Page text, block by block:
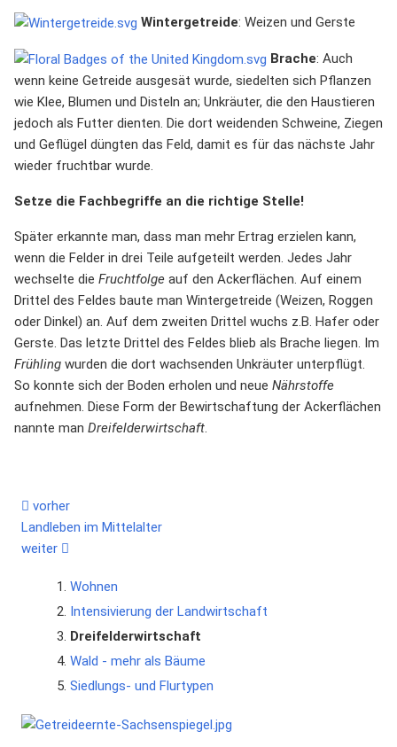
Wintergetreide: Weizen und Gerste
Brache: Auch
wenn keine Getreide ausgesät wurde, siedelten sich Pflanzen
wie Klee, Blumen und Disteln an; Unkräuter, die den Haustieren
jedoch als Futter dienten. Die dort weidenden Schweine, Ziegen
und Geflügel düngten das Feld, damit es für das nächste Jahr
wieder fruchtbar wurde.
Setze die Fachbegriffe an die richtige Stelle!
Später erkannte man, dass man mehr Ertrag erzielen kann,
wenn die Felder in drei Teile aufgeteilt werden. Jedes Jahr
wechselte die Fruchtfolge auf den Ackerflächen. Auf einem
Drittel des Feldes baute man Wintergetreide (Weizen, Roggen
oder Dinkel) an. Auf dem zweiten Drittel wuchs z.B. Hafer oder
Gerste. Das letzte Drittel des Feldes blieb als Brache liegen. Im
Frühling wurden die dort wachsenden Unkräuter unterpflügt.
So konnte sich der Boden erholen und neue Nährstoffe
aufnehmen. Diese Form der Bewirtschaftung der Ackerflächen
nannte man Dreifelderwirtschaft.
vorher
Landleben im Mittelalter
weiter
Wohnen
Intensivierung der Landwirtschaft
Dreifelderwirtschaft
Wald - mehr als Bäume
Siedlungs- und Flurtypen